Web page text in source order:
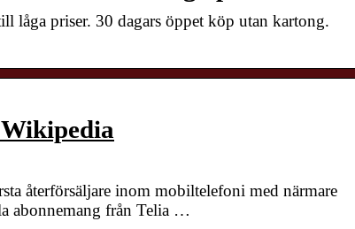
låga priser. 30 dagars öppet köp utan kartong.
återförsäljare inom mobiltelefoni med närmare
abonnemang från Telia …